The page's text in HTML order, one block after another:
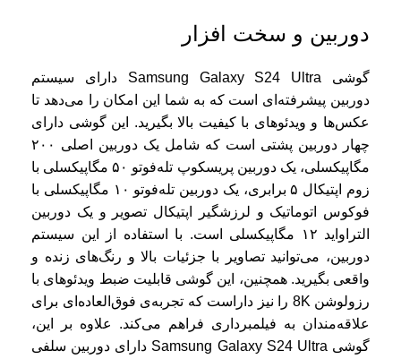
دوربین و سخت افزار
گوشی Samsung Galaxy S24 Ultra دارای سیستم
دوربین پیشرفته‌ای است که به شما این امکان را می‌دهد تا
عکس‌ها و ویدئوهای با کیفیت بالا بگیرید. این گوشی دارای
چهار دوربین پشتی است که شامل یک دوربین اصلی ۲۰۰
مگاپیکسلی، یک دوربین پریسکوپ تله‌فوتو ۵۰ مگاپیکسلی با
زوم اپتیکال ۵ برابری، یک دوربین تله‌فوتو ۱۰ مگاپیکسلی با
فوکوس اتوماتیک و لرزشگیر اپتیکال تصویر و یک دوربین
التراواید ۱۲ مگاپیکسلی است. با استفاده از این سیستم
دوربین، می‌توانید تصاویر با جزئیات بالا و رنگ‌های زنده و
واقعی بگیرید. همچنین، این گوشی قابلیت ضبط ویدئوهای با
رزولوشن 8K را نیز داراست که تجربه‌ی فوق‌العاده‌ای برای
علاقه‌مندان به فیلمبرداری فراهم می‌کند. علاوه بر این،
گوشی Samsung Galaxy S24 Ultra دارای دوربین سلفی